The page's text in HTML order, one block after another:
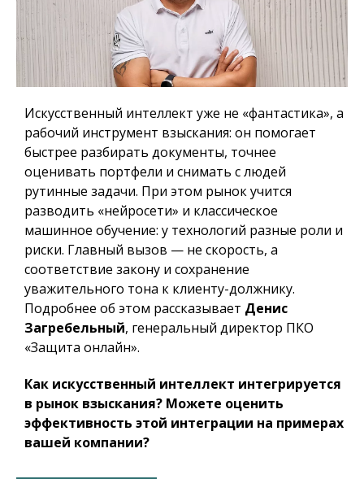
Искусственный интеллект уже не «фантастика», а
рабочий инструмент взыскания: он помогает
быстрее разбирать документы, точнее
оценивать портфели и снимать с людей
рутинные задачи. При этом рынок учится
разводить «нейросети» и классическое
машинное обучение: у технологий разные роли и
риски. Главный вызов — не скорость, а
соответствие закону и сохранение
уважительного тона к клиенту-должнику.
Подробнее об этом рассказывает Денис
Загребельный, генеральный директор ПКО
«Защита онлайн».
Как искусственный интеллект интегрируется
в рынок взыскания? Можете оценить
эффективность этой интеграции на примерах
вашей компании?